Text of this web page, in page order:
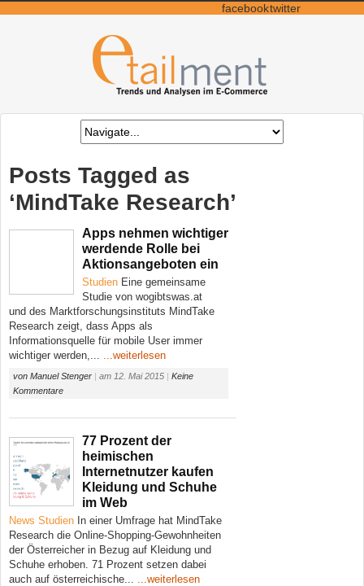
facebooktwitter
Posts Tagged as
‘MindTake Research’
Apps nehmen wichtiger
werdende Rolle bei
Aktionsangeboten ein
Studien Eine gemeinsame
Studie von wogibtswas.at
und des Marktforschungsinstituts MindTake
Research zeigt, dass Apps als
Informationsquelle für mobile User immer
wichtiger werden,... ...weiterlesen
von Manuel Stenger | am 12. Mai 2015 | Keine
Kommentare
77 Prozent der
heimischen
Internetnutzer kaufen
Kleidung und Schuhe
im Web
News Studien In einer Umfrage hat MindTake
Research die Online-Shopping-Gewohnheiten
der Österreicher in Bezug auf Kleidung und
Schuhe erhoben. 71 Prozent setzen dabei
auch auf österreichische... ...weiterlesen